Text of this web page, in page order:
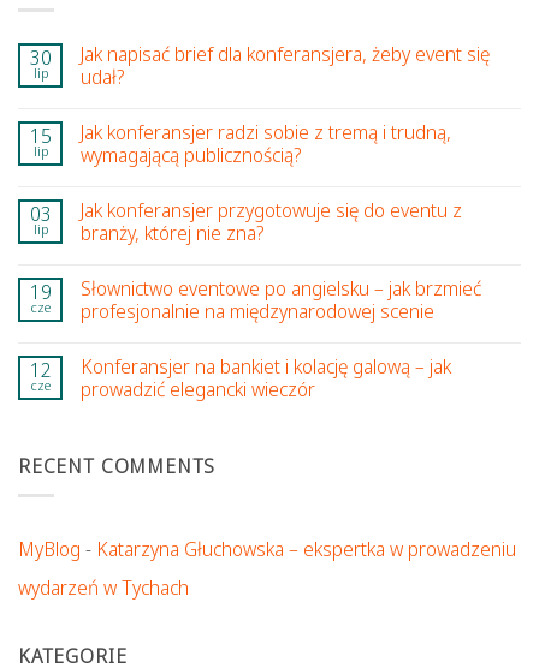
30
lip
Jak napisać brief dla konferansjera, żeby event się
udał?
15
lip
Jak konferansjer radzi sobie z tremą i trudną,
wymagającą publicznością?
03
lip
Jak konferansjer przygotowuje się do eventu z
branży, której nie zna?
19
cze
Słownictwo eventowe po angielsku – jak brzmieć
profesjonalnie na międzynarodowej scenie
12
cze
Konferansjer na bankiet i kolację galową – jak
prowadzić elegancki wieczór
RECENT COMMENTS
MyBlog - Katarzyna Głuchowska – ekspertka w prowadzeniu
wydarzeń w Tychach
KATEGORIE